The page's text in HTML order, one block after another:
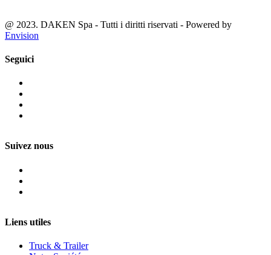
@ 2023. DAKEN Spa - Tutti i diritti riservati - Powered by
Envision
Seguici
Suivez nous
Liens utiles
Truck & Trailer